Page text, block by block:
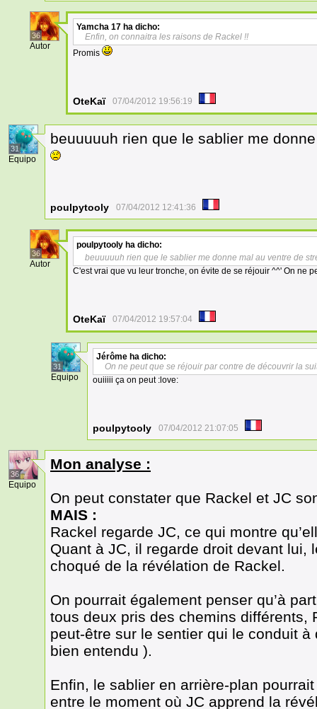
36
Autor
Yamcha 17 ha dicho:
Enfin, on connaitra les raisons de Rackel !!
Promis
OteKaï 07/04/2012 19:56:19
31
Equipo
beuuuuuh rien que le sablier me
poulpytooly 07/04/2012 12:41:36
36
Autor
poulpytooly ha dicho:
beuuuuuh rien que le sablier me donne mal au ventre de
C'est vrai que vu leur tronche, on évite de se réjouir ^^' On ne
OteKaï 07/04/2012 19:57:04
31
Equipo
Jérôme ha dicho:
On ne peut que se réjouir par contre de découvrir la
ouiiiii ça on peut :love:
poulpytooly 07/04/2012 21:07:05
36
Equipo
Mon analyse :
On peut constater que Rackel et JC
MAIS :
Rackel regarde JC, ce qui montre
Quant à JC, il regarde droit devant lui,
choqué de la révélation de Rackel.
On pourrait également penser qu’à
tous deux pris des chemins différents,
peut-être sur le sentier qui le conduit à
bien entendu ).
Enfin, le sablier en arrière-plan
entre le moment où JC apprend la